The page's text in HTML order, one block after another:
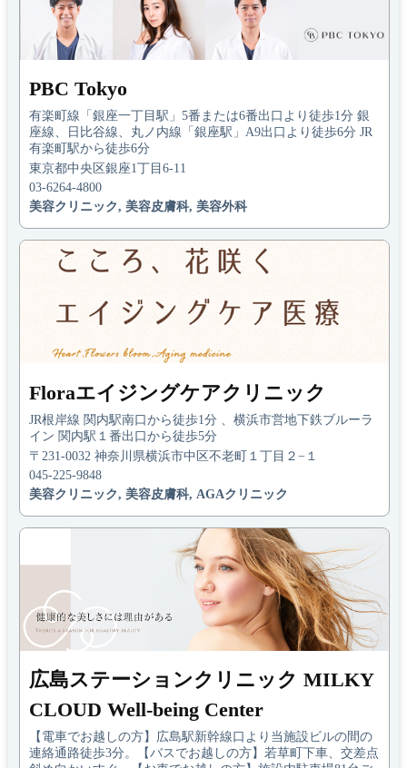
PBC Tokyo
有楽町線「銀座一丁目駅」5番または6番出口より徒歩1分 銀
座線、日比谷線、丸ノ内線「銀座駅」A9出口より徒歩6分 JR
有楽町駅から徒歩6分
東京都中央区銀座1丁目6-11
03-6264-4800
美容クリニック, 美容皮膚科, 美容外科
Floraエイジングケアクリニック
JR根岸線 関内駅南口から徒歩1分 、横浜市営地下鉄ブルーラ
イン 関内駅１番出口から徒歩5分
〒231-0032 神奈川県横浜市中区不老町１丁目２−１
045-225-9848
美容クリニック, 美容皮膚科, AGAクリニック
広島ステーションクリニック MILKY
CLOUD Well-being Center
【電車でお越しの方】広島駅新幹線口より当施設ビルの間の
連絡通路徒歩3分。【バスでお越しの方】若草町下車、交差点